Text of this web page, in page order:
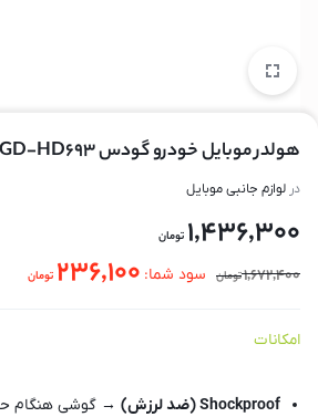
هولدر موبایل خودرو گودس GO-DES GD-HD693
در لوازم جانبی موبایل
1,436,300 تومان
1,672,400تومان سود شما: 236,100 تومان
امکانات
Shockproof (ضد لرزش)
→ گوشی هنگام